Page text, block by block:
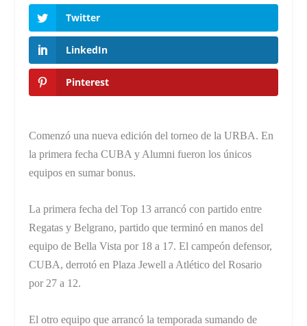
Twitter
LinkedIn
Pinterest
Comenzó una nueva edición del torneo de la URBA. En
la primera fecha CUBA y Alumni fueron los únicos
equipos en sumar bonus.
La primera fecha del Top 13 arrancó con partido entre
Regatas y Belgrano, partido que terminó en manos del
equipo de Bella Vista por 18 a 17. El campeón defensor,
CUBA, derrotó en Plaza Jewell a Atlético del Rosario
por 27 a 12.
El otro equipo que arrancó la temporada sumando de